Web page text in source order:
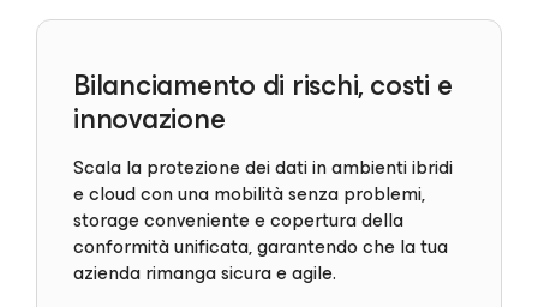
Bilanciamento di rischi, costi e
innovazione
Scala la protezione dei dati in ambienti ibridi
e cloud con una mobilità senza problemi,
storage conveniente e copertura della
conformità unificata, garantendo che la tua
azienda rimanga sicura e agile.